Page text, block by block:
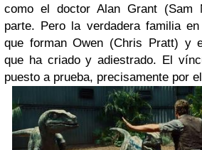
como el doctor Alan Grant (Sam
parte.
Pero la verdadera familia
que forman Owen (Chris Pratt) y
que ha criado y adiestrado. El
puesto a prueba, precisamente por